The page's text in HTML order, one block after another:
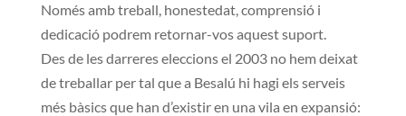
Només amb treball, honestedat, comprensió i
dedicació podrem retornar-vos aquest suport.
Des de les darreres eleccions el 2003 no hem deixat
de treballar per tal que a Besalú hi hagi els serveis
més bàsics que han d’existir en una vila en expansió: